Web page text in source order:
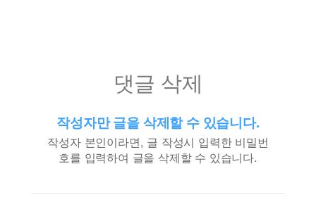
댓글 삭제
작성자만 글을 삭제할 수 있습니다.
작성자 본인이라면, 글 작성시 입력한 비밀번
호를 입력하여 글을 삭제할 수 있습니다.